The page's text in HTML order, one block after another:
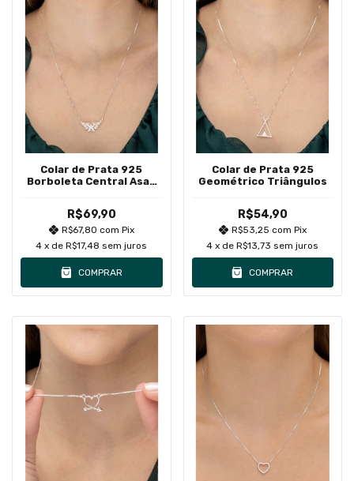
Colar de Prata 925
Borboleta Central Asas
R$69,90
R$67,80 com Pix
4 x deR$17,48 sem juros
COMPRAR
Colar de Prata 925
Geométrico Triângulos
R$54,90
R$53,25 com Pix
4 x deR$13,73 sem juros
COMPRAR